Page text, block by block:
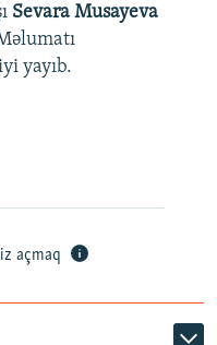
Sevara Musayeva
yayıb.
açmaq